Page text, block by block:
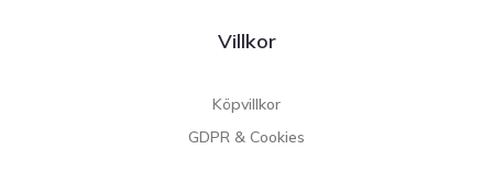
Villkor
Köpvillkor
GDPR & Cookies